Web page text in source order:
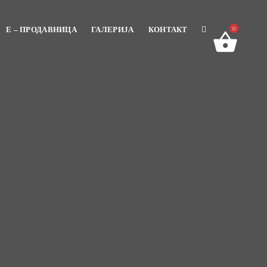
E – ПРОДАВНИЦА ГАЛЕРИЈА КОНТАКТ 0